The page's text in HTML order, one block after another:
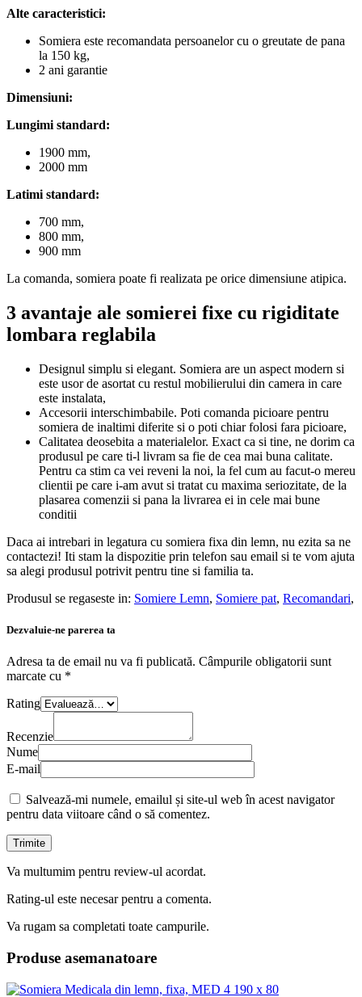
Alte caracteristici:
Somiera este recomandata persoanelor cu o greutate de pana
la 150 kg,
2 ani garantie
Dimensiuni:
Lungimi standard:
1900 mm,
2000 mm
Latimi standard:
700 mm,
800 mm,
900 mm
La comanda, somiera poate fi realizata pe orice dimensiune atipica.
3 avantaje ale somierei fixe cu rigiditate
lombara reglabila
Designul simplu si elegant. Somiera are un aspect modern si
este usor de asortat cu restul mobilierului din camera in care
este instalata,
Accesorii interschimbabile. Poti comanda picioare pentru
somiera de inaltimi diferite si o poti chiar folosi fara picioare,
Calitatea deosebita a materialelor. Exact ca si tine, ne dorim ca
produsul pe care ti-l livram sa fie de cea mai buna calitate.
Pentru ca stim ca vei reveni la noi, la fel cum au facut-o mereu
clientii pe care i-am avut si tratat cu maxima seriozitate, de la
plasarea comenzii si pana la livrarea ei in cele mai bune
conditii
Daca ai intrebari in legatura cu somiera fixa din lemn, nu ezita sa ne
contactezi! Iti stam la dispozitie prin telefon sau email si te vom ajuta
sa alegi produsul potrivit pentru tine si familia ta.
Produsul se regaseste in: Somiere Lemn, Somiere pat, Recomandari,
Dezvaluie-ne parerea ta
Adresa ta de email nu va fi publicată. Câmpurile obligatorii sunt
marcate cu *
Rating
Recenzie
Nume
E-mail
Salvează-mi numele, emailul și site-ul web în acest navigator
pentru data viitoare când o să comentez.
Va multumim pentru review-ul acordat.
Rating-ul este necesar pentru a comenta.
Va rugam sa completati toate campurile.
Produse asemanatoare